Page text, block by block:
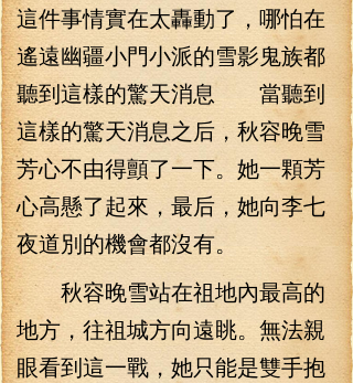
這件事情實在太轟動了，哪怕在
遙遠幽疆小門小派的雪影鬼族都
聽到這樣的驚天消息 當聽到
這樣的驚天消息之后，秋容晚雪
芳心不由得顫了一下。她一顆芳
心高懸了起來，最后，她向李七
夜道別的機會都沒有。
秋容晚雪站在祖地內最高的
地方，往祖城方向遠眺。無法親
眼看到這一戰，她只能是雙手抱